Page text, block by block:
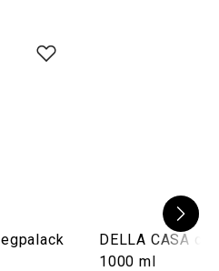
DELLA CASA
1000 ml